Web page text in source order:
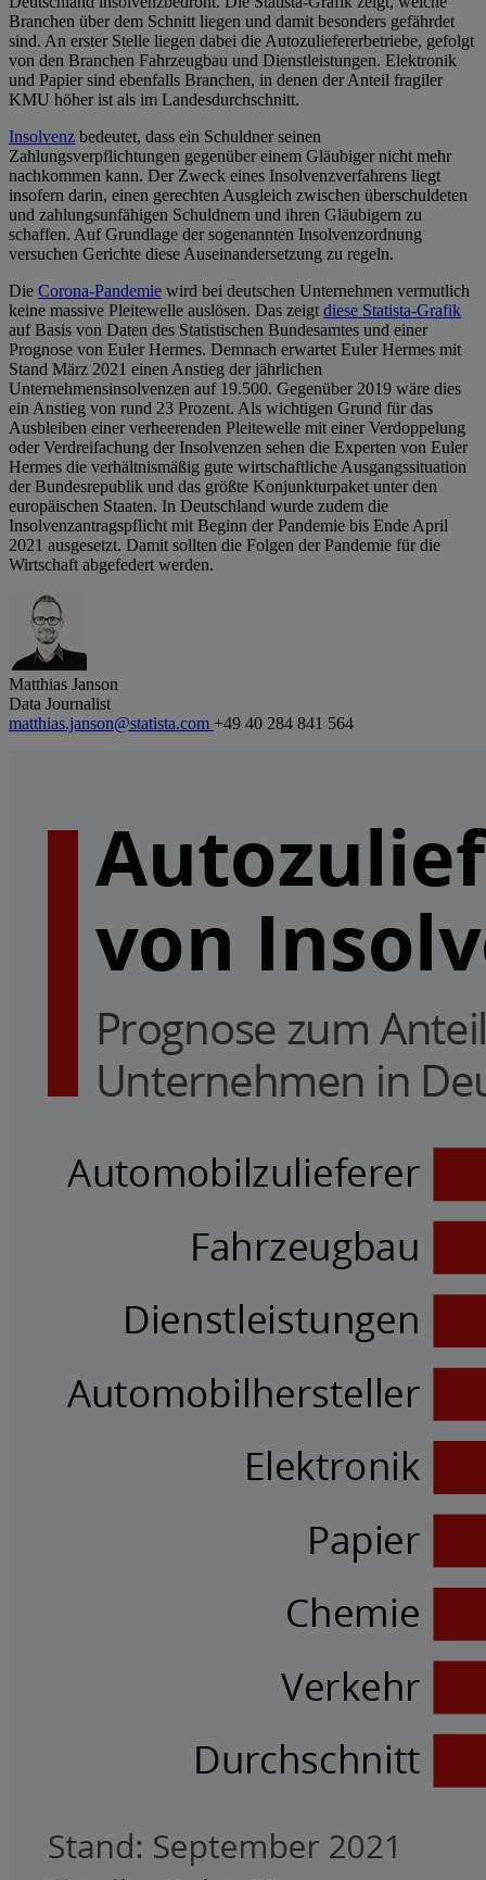
Branchen über dem Schnitt liegen und damit besonders gefährdet
sind. An erster Stelle liegen dabei die Autozuliefererbetriebe, gefolgt
von den Branchen Fahrzeugbau und Dienstleistungen. Elektronik
und Papier sind ebenfalls Branchen, in denen der Anteil fragiler
KMU höher ist als im Landesdurchschnitt.
Insolvenz bedeutet, dass ein Schuldner seinen
Zahlungsverpflichtungen gegenüber einem Gläubiger nicht mehr
nachkommen kann. Der Zweck eines Insolvenzverfahrens liegt
insofern darin, einen gerechten Ausgleich zwischen überschuldeten
und zahlungsunfähigen Schuldnern und ihren Gläubigern zu
schaffen. Auf Grundlage der sogenannten Insolvenzordnung
versuchen Gerichte diese Auseinandersetzung zu regeln.
Die Corona-Pandemie wird bei deutschen Unternehmen vermutlich
keine massive Pleitewelle auslösen. Das zeigtdiese Statista-Grafik
auf Basis von Daten des Statistischen Bundesamtes und einer
Prognose von Euler Hermes. Demnach erwartet Euler Hermes mit
Stand März 2021 einen Anstieg der jährlichen
Unternehmensinsolvenzen auf 19.500. Gegenüber 2019 wäre dies
ein Anstieg von rund 23 Prozent. Als wichtigen Grund für das
Ausbleiben einer verheerenden Pleitewelle mit einer Verdoppelung
oder Verdreifachung der Insolvenzen sehen die Experten von Euler
Hermes die verhältnismäßig gute wirtschaftliche Ausgangssituation
der Bundesrepublik und das größte Konjunkturpaket unter den
europäischen Staaten. In Deutschland wurde zudem die
Insolvenzantragspflicht mit Beginn der Pandemie bis Ende April
2021 ausgesetzt. Damit sollten die Folgen der Pandemie für die
Wirtschaft abgefedert werden.
Matthias Janson
Data Journalist
matthias.janson@statista.com +49 40 284 841 564